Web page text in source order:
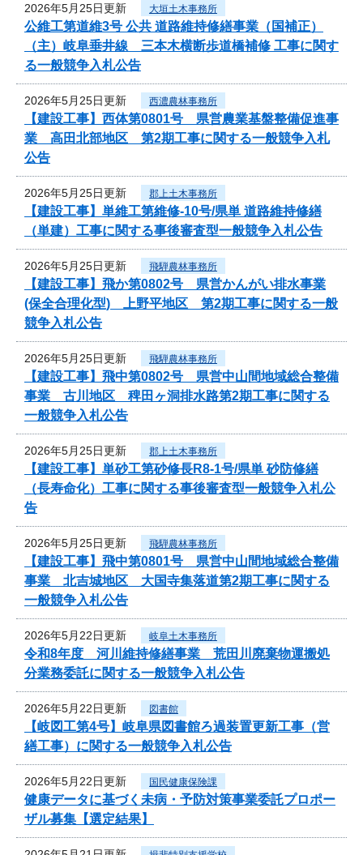
2026年5月25日更新 大垣土木事務所
公維工第道維3号 公共 道路維持修繕事業（国補正）
（主）岐阜垂井線 三本木横断歩道橋補修 工事に関す
る一般競争入札公告
2026年5月25日更新 西濃農林事務所
【建設工事】西体第0801号 県営農業基盤整備促進事
業 高田北部地区 第2期工事に関する一般競争入札
公告
2026年5月25日更新 郡上土木事務所
【建設工事】単維工第維修-10号/県単 道路維持修繕
（単建）工事に関する事後審査型一般競争入札公告
2026年5月25日更新 飛騨農林事務所
【建設工事】飛か第0802号 県営かんがい排水事業
(保全合理化型) 上野平地区 第2期工事に関する一般
競争入札公告
2026年5月25日更新 飛騨農林事務所
【建設工事】飛中第0802号 県営中山間地域総合整備
事業 古川地区 稗田ヶ洞排水路第2期工事に関する
一般競争入札公告
2026年5月25日更新 郡上土木事務所
【建設工事】単砂工第砂修長R8-1号/県単 砂防修繕
（長寿命化）工事に関する事後審査型一般競争入札公
告
2026年5月25日更新 飛騨農林事務所
【建設工事】飛中第0801号 県営中山間地域総合整備
事業 北吉城地区 大国寺集落道第2期工事に関する
一般競争入札公告
2026年5月22日更新 岐阜土木事務所
令和8年度 河川維持修繕事業 荒田川廃棄物運搬処
分業務委託に関する一般競争入札公告
2026年5月22日更新 図書館
【岐図工第4号】岐阜県図書館ろ過装置更新工事（営
繕工事）に関する一般競争入札公告
2026年5月22日更新 国民健康保険課
健康データに基づく未病・予防対策事業委託プロポー
ザル募集【選定結果】